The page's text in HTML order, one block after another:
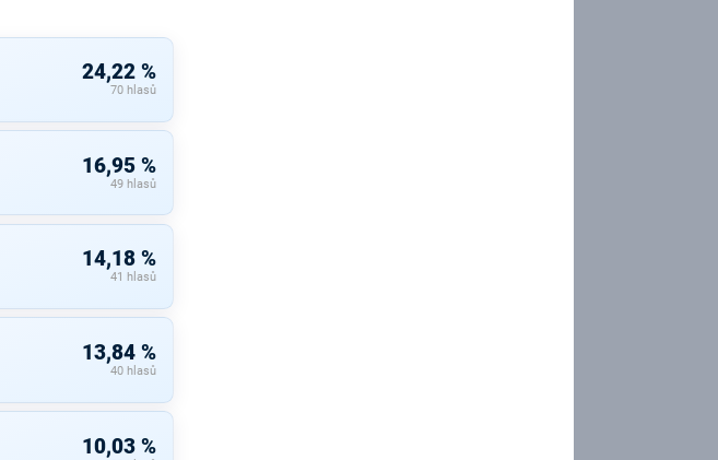
24,22 %
70 hlasů
16,95 %
49 hlasů
14,18 %
41 hlasů
13,84 %
40 hlasů
10,03 %